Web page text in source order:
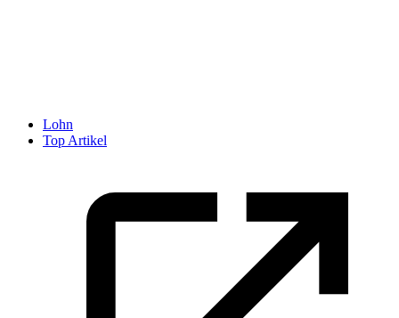
Lohn
Top Artikel